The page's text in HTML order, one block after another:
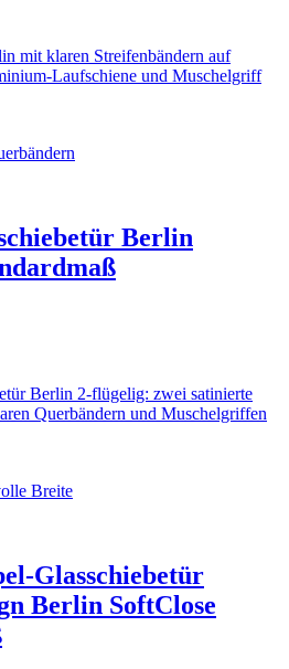
Berlin
Breite
Glasschiebetür
Berlin SoftClose